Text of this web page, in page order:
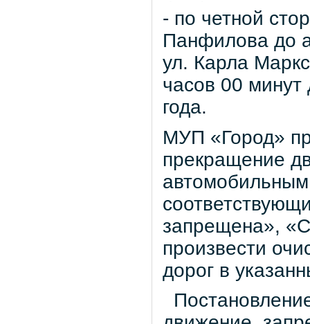
- по четной
Панфилова до
ул. Карла
часов 00
года.
МУП «Город»
прекращение
автомобильным
запрещена»,
произвести
дорог в